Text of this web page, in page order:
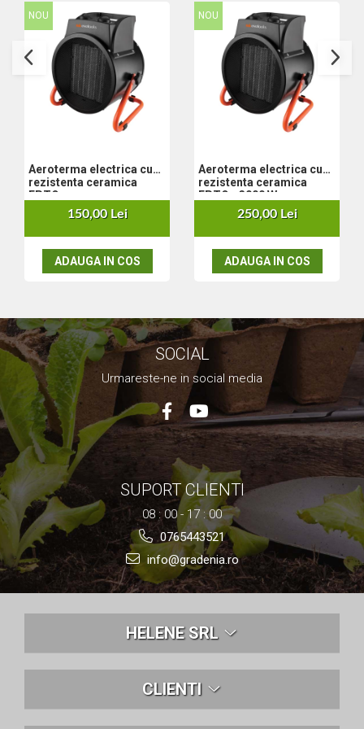
Nivela laser
Generatoare curent electric
Freze electrice
Rindele electrice
Aparate de sudură tevi PVC
Pistoale cu aer cald
Mașini electrice de șlefuit / polișat
Polizor de banc
Masini de gaurit
Masini de debitat metal
Cosuri Si Pubele
NOU
Aeroterma electrica cu
rezistenta ceramica
EPTO
150,00 Lei
ADAUGA IN COS
NOU
Aeroterma electrica cu
rezistenta ceramica
EPTO - 3000 W
250,00 Lei
ADAUGA IN COS
SOCIAL
Urmareste-ne in social media
SUPORT CLIENTI
08 : 00 - 17 : 00
0765443521
info@gradenia.ro
HELENE SRL
CLIENTI